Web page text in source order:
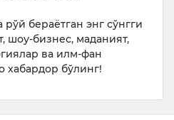
бераётган энг сўнгги
шоу-бизнес, маданият,
ва илм-фан
хабардор бўлинг!